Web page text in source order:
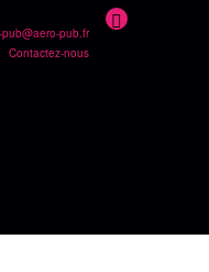
pub.fr
Contactez-nous